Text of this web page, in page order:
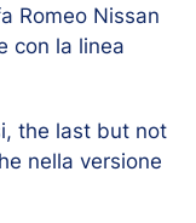
Romeo Nissan
con la linea
the last but not
nella versione